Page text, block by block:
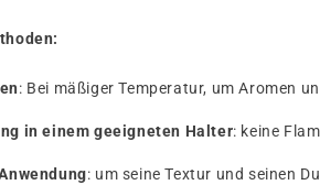
: Bei mäßiger Temperatur, um Aromen
in einem geeigneten Halter: keine
: um seine Textur und seinen